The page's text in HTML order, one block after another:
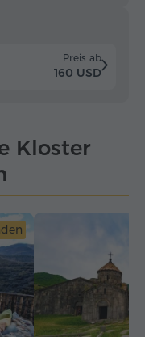
Preis ab
160 USD
Kloster